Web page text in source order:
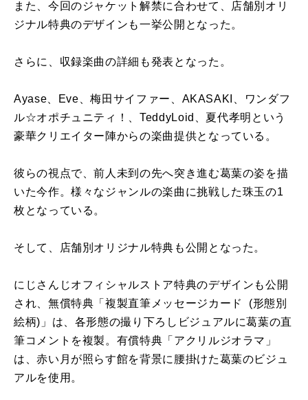
また、今回のジャケット解禁に合わせて、店舗別オリ
ジナル特典のデザインも一挙公開となった。
さらに、収録楽曲の詳細も発表となった。
Ayase、Eve、梅田サイファー、AKASAKI、ワンダフ
ル☆オポチュニティ！、TeddyLoid、夏代孝明という
豪華クリエイター陣からの楽曲提供となっている。
彼らの視点で、前人未到の先へ突き進む葛葉の姿を描
いた今作。様々なジャンルの楽曲に挑戦した珠玉の1
枚となっている。
そして、店舗別オリジナル特典も公開となった。
にじさんじオフィシャルストア特典のデザインも公開
され、無償特典「複製直筆メッセージカード (形態別
絵柄)」は、各形態の撮り下ろしビジュアルに葛葉の直
筆コメントを複製。有償特典「アクリルジオラマ」
は、赤い月が照らす館を背景に腰掛けた葛葉のビジュ
アルを使用。